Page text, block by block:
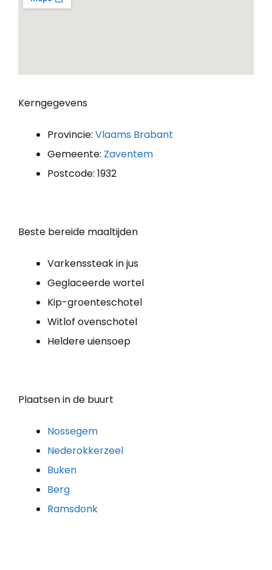
Kerngegevens
Provincie: Vlaams Brabant
Gemeente: Zaventem
Postcode: 1932
Beste bereide maaltijden
Varkenssteak in jus
Geglaceerde wortel
Kip-groenteschotel
Witlof ovenschotel
Heldere uiensoep
Plaatsen in de buurt
Nossegem
Nederokkerzeel
Buken
Berg
Ramsdonk